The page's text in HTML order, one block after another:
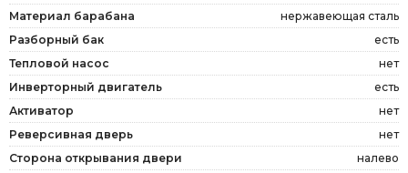
Материал барабана
нержавеющая сталь
Разборный бак
есть
Тепловой насос
нет
Инверторный двигатель
есть
Активатор
нет
Реверсивная дверь
нет
Сторона открывания двери
налево